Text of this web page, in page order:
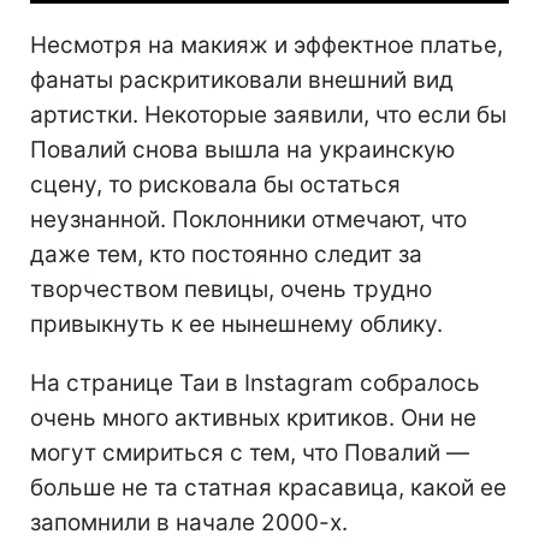
Несмотря на макияж и эффектное платье,
фанаты раскритиковали внешний вид
артистки. Некоторые заявили, что если бы
Повалий снова вышла на украинскую
сцену, то рисковала бы остаться
неузнанной. Поклонники отмечают, что
даже тем, кто постоянно следит за
творчеством певицы, очень трудно
привыкнуть к ее нынешнему облику.
На странице Таи в Instagram собралось
очень много активных критиков. Они не
могут смириться с тем, что Повалий —
больше не та статная красавица, какой ее
запомнили в начале 2000-х.